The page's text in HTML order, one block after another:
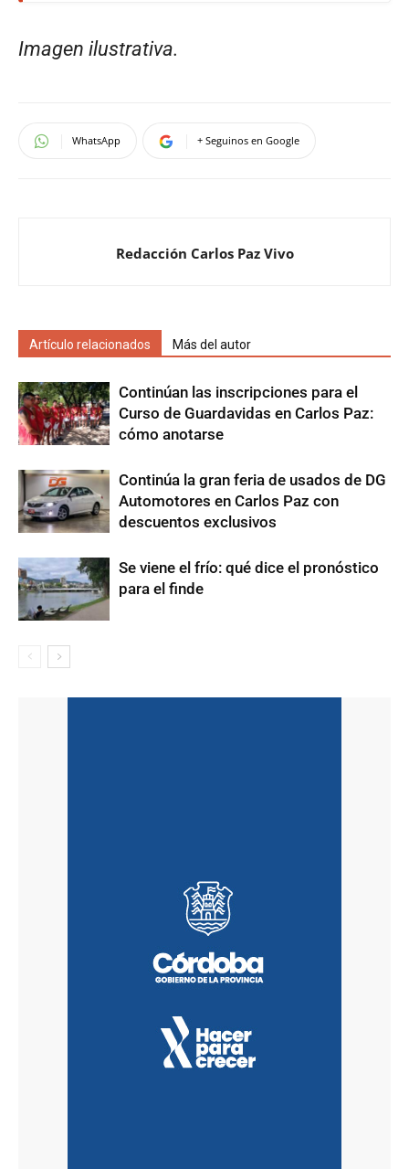
Imagen ilustrativa.
WhatsApp + Seguinos en Google
Redacción Carlos Paz Vivo
Artículo relacionados Más del autor
Continúan las inscripciones para el
Curso de Guardavidas en Carlos Paz:
cómo anotarse
Continúa la gran feria de usados de DG
Automotores en Carlos Paz con
descuentos exclusivos
Se viene el frío: qué dice el pronóstico
para el finde